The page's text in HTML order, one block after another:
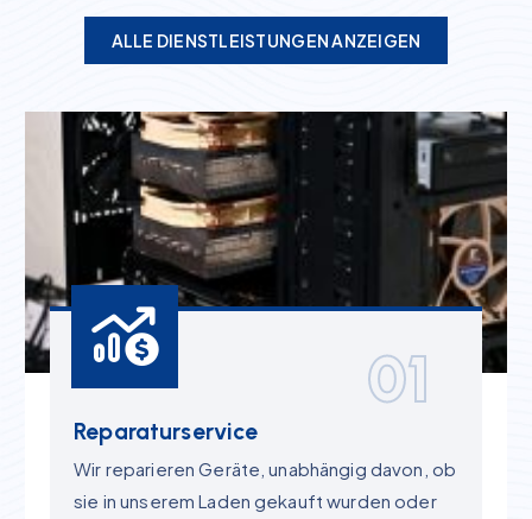
ALLE DIENSTLEISTUNGEN ANZEIGEN
01
Reparaturservice
Wir reparieren Geräte, unabhängig davon, ob
sie in unserem Laden gekauft wurden oder